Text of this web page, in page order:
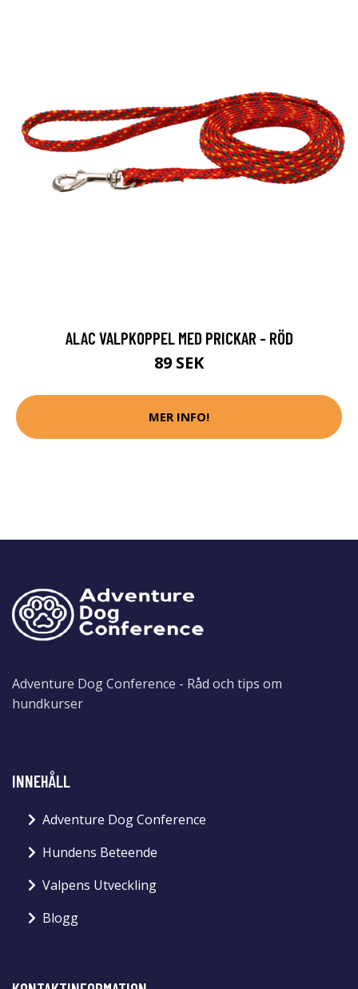
ALAC VALPKOPPEL MED PRICKAR - RÖD
89 SEK
MER INFO!
Adventure Dog Conference - Råd och tips om
hundkurser
INNEHÅLL
Adventure Dog Conference
Hundens Beteende
Valpens Utveckling
Blogg